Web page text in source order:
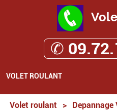
✆
VOLET ROULANT
Volet roulant > Depannage